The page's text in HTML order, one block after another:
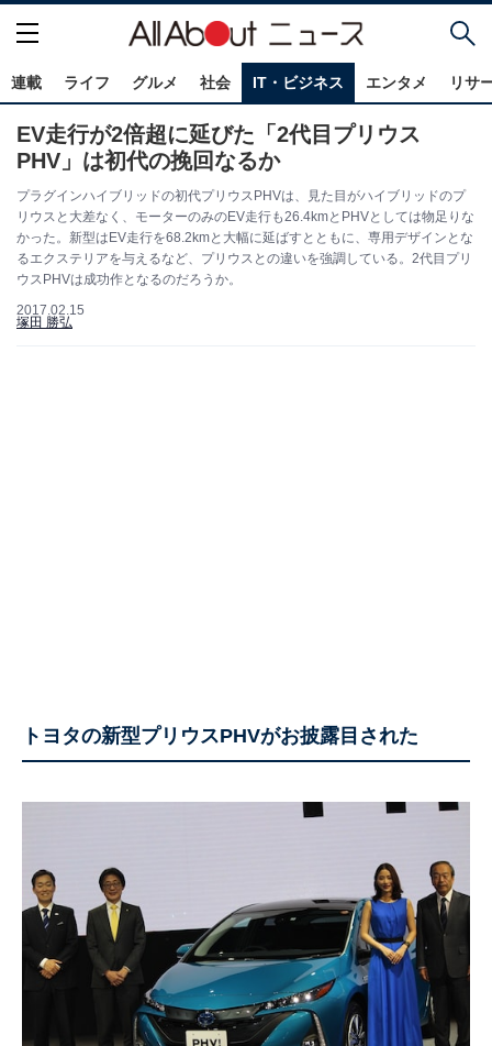
連載 ライフ グルメ 社会 IT・ビジネス エンタメ リサ
EV走行が2倍超に延びた「2代目プリウス
PHV」は初代の挽回なるか
プラグインハイブリッドの初代プリウスPHVは、見た目がハイブリッドのプ
リウスと大差なく、モーターのみのEV走行も26.4kmとPHVとしては物足りな
かった。新型はEV走行を68.2kmと大幅に延ばすとともに、専用デザインとな
るエクステリアを与えるなど、プリウスとの違いを強調している。2代目プリ
ウスPHVは成功作となるのだろうか。
2017.02.15
塚田 勝弘
トヨタの新型プリウスPHVがお披露目された